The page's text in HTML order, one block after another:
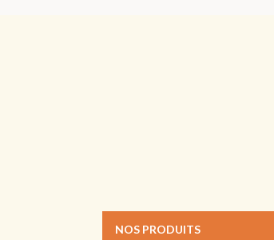
NOS PRODUITS